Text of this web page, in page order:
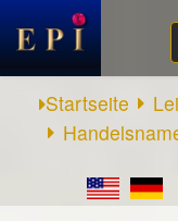
Startseite